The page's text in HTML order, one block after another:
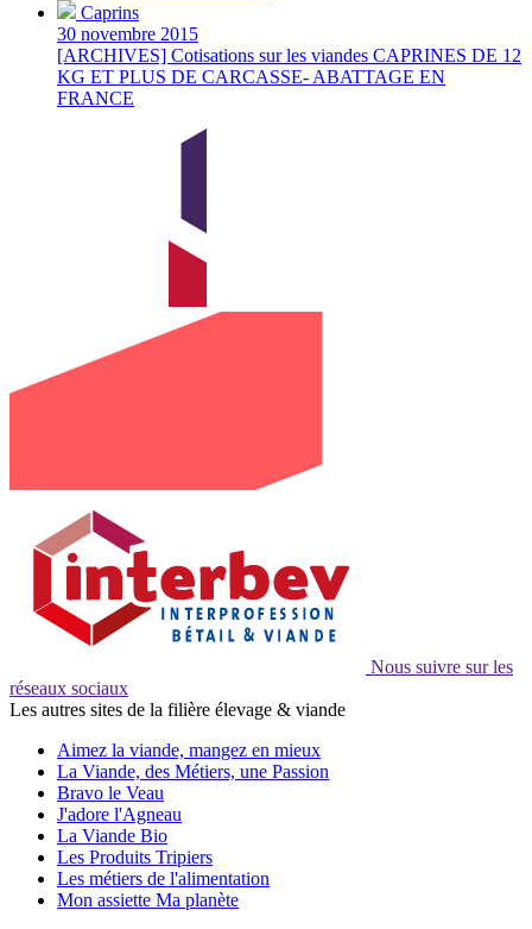
Caprins
30 novembre 2015
[ARCHIVES] Cotisations sur les viandes CAPRINES DE 12
KG ET PLUS DE CARCASSE- ABATTAGE EN
FRANCE
Nous suivre sur les
réseaux sociaux
Les autres sites de la filière élevage & viande
Aimez la viande, mangez en mieux
La Viande, des Métiers, une Passion
Bravo le Veau
J'adore l'Agneau
La Viande Bio
Les Produits Tripiers
Les métiers de l'alimentation
Mon assiette Ma planète